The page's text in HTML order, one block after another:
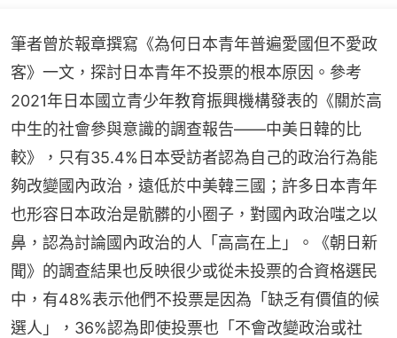
筆者曾於報章撰寫《為何日本青年普遍愛國但不愛政
客》一文，探討日本青年不投票的根本原因。參考
2021年日本國立青少年教育振興機構發表的《關於高
中生的社會參與意識的調查報告——中美日韓的比
較》，只有35.4%日本受訪者認為自己的政治行為能
夠改變國內政治，遠低於中美韓三國；許多日本青年
也形容日本政治是骯髒的小圈子，對國內政治嗤之以
鼻，認為討論國內政治的人「高高在上」。《朝日新
聞》的調查結果也反映很少或從未投票的合資格選民
中，有48%表示他們不投票是因為「缺乏有價值的候
選人」，36%認為即使投票也「不會改變政治或社